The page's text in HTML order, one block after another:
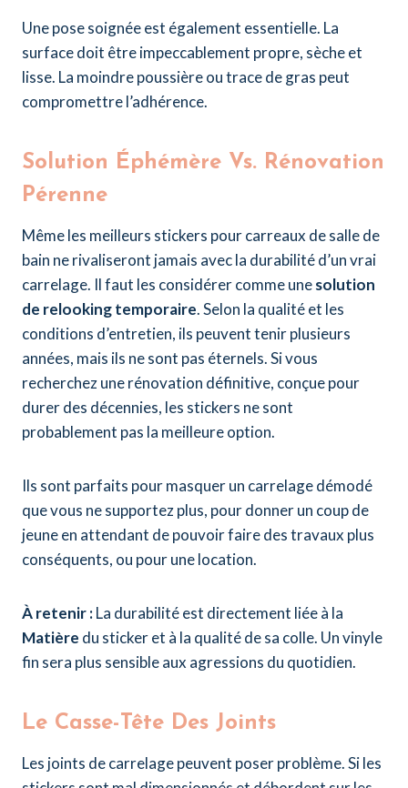
Une pose soignée est également essentielle. La
surface doit être impeccablement propre, sèche et
lisse. La moindre poussière ou trace de gras peut
compromettre l’adhérence.
Solution Éphémère Vs. Rénovation
Pérenne
Même les meilleurs stickers pour carreaux de salle de
bain ne rivaliseront jamais avec la durabilité d’un vrai
carrelage. Il faut les considérer comme unesolution
de relooking temporaire. Selon la qualité et les
conditions d’entretien, ils peuvent tenir plusieurs
années, mais ils ne sont pas éternels. Si vous
recherchez une rénovation définitive, conçue pour
durer des décennies, les stickers ne sont
probablement pas la meilleure option.
Ils sont parfaits pour masquer un carrelage démodé
que vous ne supportez plus, pour donner un coup de
jeune en attendant de pouvoir faire des travaux plus
conséquents, ou pour une location.
À retenir :La durabilité est directement liée à la
Matière du sticker et à la qualité de sa colle. Un vinyle
fin sera plus sensible aux agressions du quotidien.
Le Casse-Tête Des Joints
Les joints de carrelage peuvent poser problème. Si les